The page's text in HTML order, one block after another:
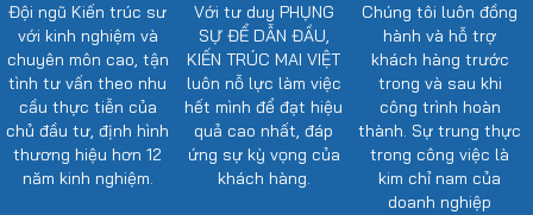
Đội ngũ Kiến trúc sư
với kinh nghiệm và
chuyên môn cao, tận
tình tư vấn theo nhu
cầu thực tiễn của
chủ đầu tư, định hình
thương hiệu hơn 12
năm kinh nghiệm.
Với tư duy PHỤNG
SỰ ĐỂ DẪN ĐẦU,
KIẾN TRÚC MAI VIỆT
luôn nỗ lực làm việc
hết mình để đạt hiệu
quả cao nhất, đáp
ứng sự kỳ vọng của
khách hàng.
Chúng tôi luôn đồng
hành và hỗ trợ
khách hàng trước
trong và sau khi
công trình hoàn
thành. Sự trung thực
trong công việc là
kim chỉ nam của
doanh nghiệp